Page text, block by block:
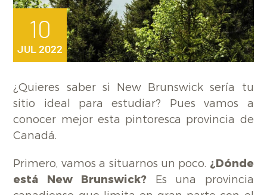
10
JUL 2022
¿Quieres saber si New Brunswick sería tu
sitio ideal para estudiar? Pues vamos a
conocer mejor esta pintoresca provincia de
Canadá.
Primero, vamos a situarnos un poco. ¿Dónde
está New Brunswick? Es una provincia